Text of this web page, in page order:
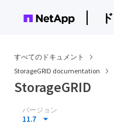
すべてのドキュメント
StorageGRID documentation
StorageGRID
バージョン
11.7